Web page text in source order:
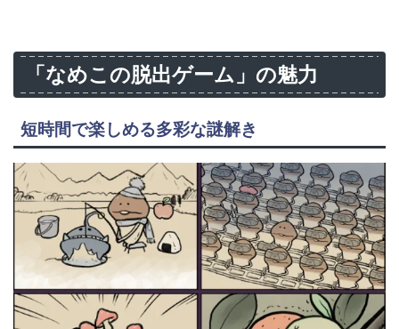
「なめこの脱出ゲーム」の魅力
短時間で楽しめる多彩な謎解き